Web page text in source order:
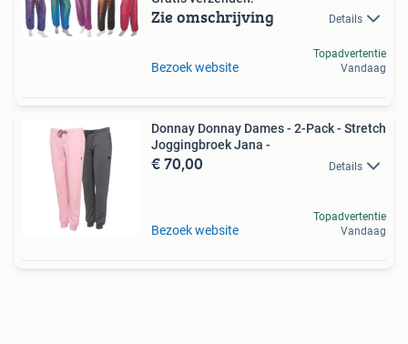
Zie omschrijving Details
Bezoek website
Topadvertentie
Vandaag
Donnay Donnay Dames - 2-Pack - Stretch
Joggingbroek Jana -
€ 70,00 Details
Bezoek website
Topadvertentie
Vandaag